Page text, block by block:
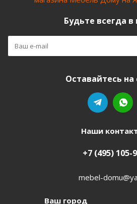
Будьте всегда в
Оставайтесь на
Наши
+7 (495) 105-
mebel-
Ваш город